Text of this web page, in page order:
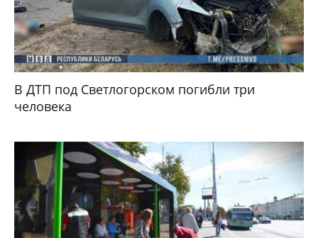
В ДТП под Светлогорском погибли три
человека